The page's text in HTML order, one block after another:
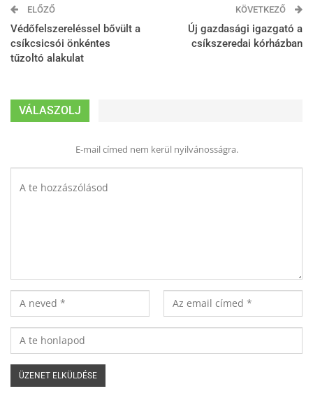
ELŐZŐ
Védőfelszereléssel bővült a
csíkcsicsói önkéntes
tűzoltó alakulat
KÖVETKEZŐ
Új gazdasági igazgató a
csíkszeredai kórházban
VÁLASZOLJ
E-mail címed nem kerül nyilvánosságra.